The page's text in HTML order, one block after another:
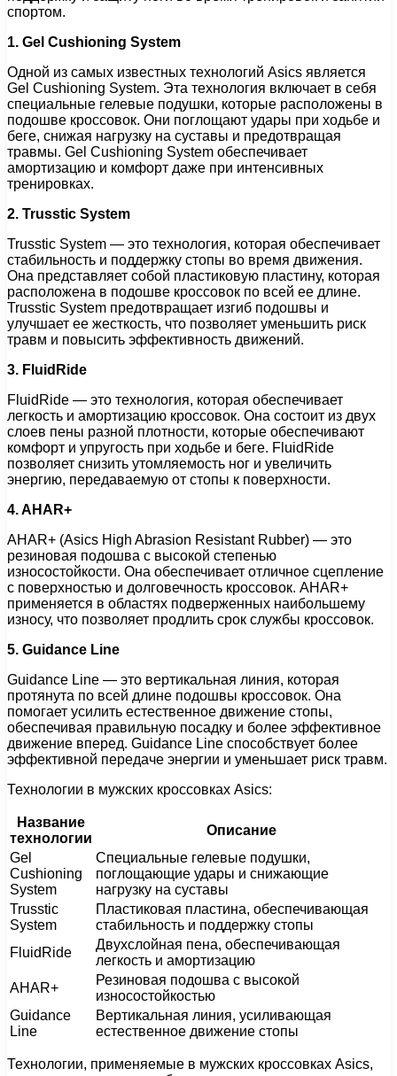
спортом.
1. Gel Cushioning System
Одной из самых известных технологий Asics является
Gel Cushioning System. Эта технология включает в себя
специальные гелевые подушки, которые расположены в
подошве кроссовок. Они поглощают удары при ходьбе и
беге, снижая нагрузку на суставы и предотвращая
травмы. Gel Cushioning System обеспечивает
амортизацию и комфорт даже при интенсивных
тренировках.
2. Trusstic System
Trusstic System — это технология, которая обеспечивает
стабильность и поддержку стопы во время движения.
Она представляет собой пластиковую пластину, которая
расположена в подошве кроссовок по всей ее длине.
Trusstic System предотвращает изгиб подошвы и
улучшает ее жесткость, что позволяет уменьшить риск
травм и повысить эффективность движений.
3. FluidRide
FluidRide — это технология, которая обеспечивает
легкость и амортизацию кроссовок. Она состоит из двух
слоев пены разной плотности, которые обеспечивают
комфорт и упругость при ходьбе и беге. FluidRide
позволяет снизить утомляемость ног и увеличить
энергию, передаваемую от стопы к поверхности.
4. AHAR+
AHAR+ (Asics High Abrasion Resistant Rubber) — это
резиновая подошва с высокой степенью
износостойкости. Она обеспечивает отличное сцепление
с поверхностью и долговечность кроссовок. AHAR+
применяется в областях подверженных наибольшему
износу, что позволяет продлить срок службы кроссовок.
5. Guidance Line
Guidance Line — это вертикальная линия, которая
протянута по всей длине подошвы кроссовок. Она
помогает усилить естественное движение стопы,
обеспечивая правильную посадку и более эффективное
движение вперед. Guidance Line способствует более
эффективной передаче энергии и уменьшает риск травм.
Технологии в мужских кроссовках Asics:
Название
технологии
Описание
Gel
Cushioning
System
Специальные гелевые подушки,
поглощающие удары и снижающие
нагрузку на суставы
Trusstic
System
Пластиковая пластина, обеспечивающая
стабильность и поддержку стопы
FluidRide
Двухслойная пена, обеспечивающая
легкость и амортизацию
AHAR+
Резиновая подошва с высокой
износостойкостью
Guidance
Line
Вертикальная линия, усиливающая
естественное движение стопы
Технологии, применяемые в мужских кроссовках Asics,